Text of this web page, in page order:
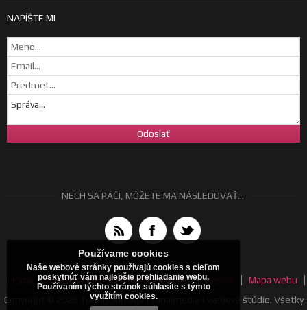
NAPÍŠTE MI
NECH SA PÁČI, MÔŽETE MA NÁSLEDOVAŤ...
Všeobecné obchodné podmienky Cenník
Mapa webu
Copyright © 2026 Tomáš Jurčaga | canalmedia | webové štúdio. Všetky
Používame cookies
Naše webové stránky používajú cookies s cieľom
poskytnúť vám najlepšie prehliadanie webu.
Používaním týchto stránok súhlasíte s týmto
využitím cookies.